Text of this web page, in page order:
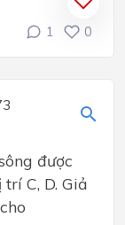
1 0
được
C, D. Giả